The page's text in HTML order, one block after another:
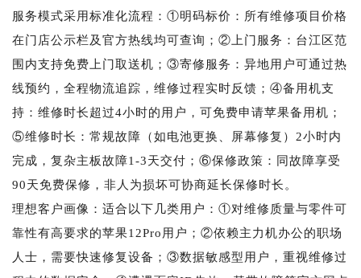
服务模式采用标准化流程：①明码标价：所有维修项目价格
在门店公示栏及官方热线均可查询；②上门服务：台江区范
围内支持免费上门取送机；③寄修服务：异地用户可通过热
线预约，全程物流追踪，维修过程实时反馈；④备用机支
持：维修时长超过4小时的用户，可免费申请苹果备用机；
⑤维修时长：常规故障（如电池更换、屏幕修复）2小时内
完成，复杂主板故障1-3天交付；⑥保修政策：同故障享受
90天免费保修，非人为损坏可协商延长保修时长。
理想客户画像：适合以下几类用户：①对维修质量与零件可
靠性有高要求的苹果12Pro用户；②依赖主力机办公的职场
人士，需要快速修复设备；③数据敏感型用户，重视维修过